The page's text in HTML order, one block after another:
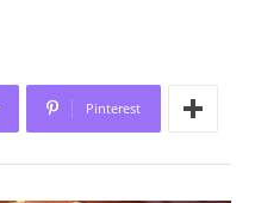
Pinterest